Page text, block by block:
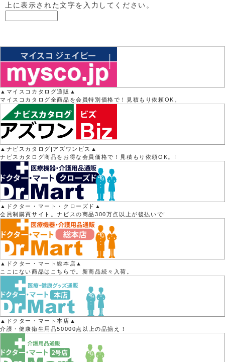
上に表示された文字を入力してください。
▲マイスコカタログ通販▲
マイスコカタログ全商品を会員特別価格で！見積もり依頼OK。
▲ナビスカタログ|アズワンビス▲
ナビスカタログ商品をお得な会員価格で！見積もり依頼OK。!
▲ドクター・マート・クローズド▲
会員制購買サイト。ナビスの商品300万点以上が後払いで!
▲ドクター・マート総本店▲
ここにない商品はこちらで。新商品続々入荷。
▲ドクター・マート本店▲
介護・健康衛生用品50000点以上の品揃え！